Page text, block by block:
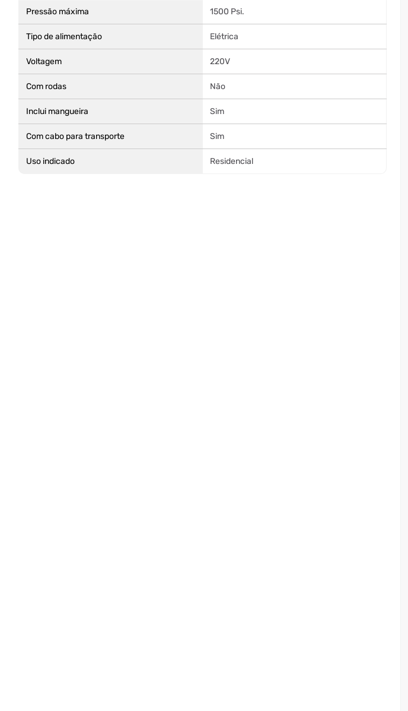
Pressão máxima 1500 Psi.
Tipo de alimentação Elétrica
Voltagem 220V
Com rodas Não
Inclui mangueira Sim
Com cabo para transporte Sim
Uso indicado Residencial